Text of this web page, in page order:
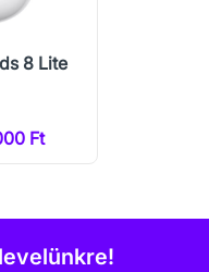
8 Lite
Ft